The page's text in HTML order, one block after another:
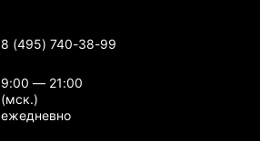
8 (495) 740-38-99
9:00 — 21:00
(мск.)
ежедневно